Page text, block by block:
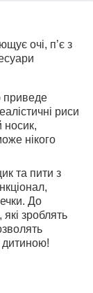
очі, п’є з
приведе
риси
носик,
нікого
та пити з
До
зроблять
дитиною!